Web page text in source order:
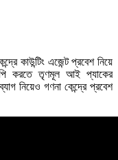
কাউন্টিং এজেন্ট প্রবেশ নিয়ে
করতে তৃণমূল আই প্যাকের
নিয়েও গণনা কেন্দ্রে প্রবেশ